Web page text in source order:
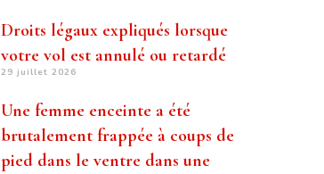
Droits légaux expliqués lorsque
votre vol est annulé ou retardé
29 juillet 2026
Une femme enceinte a été
brutalement frappée à coups de
pied dans le ventre dans une